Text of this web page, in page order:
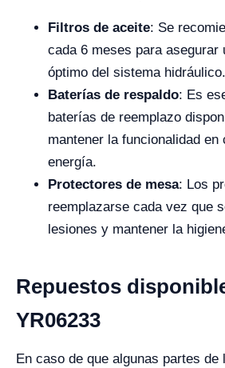
Filtros de aceite: Se
cada 6 meses para asegurar
óptimo del sistema hidráulico.
Baterías de respaldo: Es
baterías de reemplazo
mantener la funcionalidad
energía.
Protectores de mesa: Los
reemplazarse cada vez que
lesiones y mantener la
Repuestos
YR06233
En caso de que algunas partes de